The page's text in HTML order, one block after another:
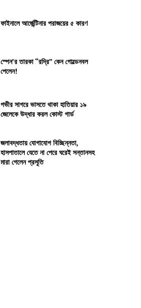
ফাইনালে আর্জেন্টিনার পরাজয়ের ৫ কারণ
স্পেন’র তারকা “রদ্রি” কেন গোল্ডেনবল
পেলেন!
গভীর সাগরে ভাসতে থাকা হাতিয়ার ১৯
জেলেকে উদ্ধার করল কোস্ট গার্ড
জলাবদ্ধতায় যোগাযোগ বিচ্ছিন্নতা,
হাসপাতালে যেতে না পেরে ঘরেই সন্তানসহ
মারা গেলেন প্রসূতি